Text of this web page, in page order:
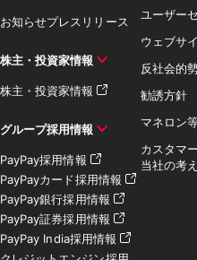
お知らせプレスリリース
株主・投資家情報
株主・投資家情報
グループ採用情報
PayPay採用情報
PayPayカード採用情報
PayPay銀行採用情報
PayPay証券採用情報
PayPay India採用情報
ユーザー
ウェブサ
反社会的
勧誘方針
マネロン
カスタマ
当社の考